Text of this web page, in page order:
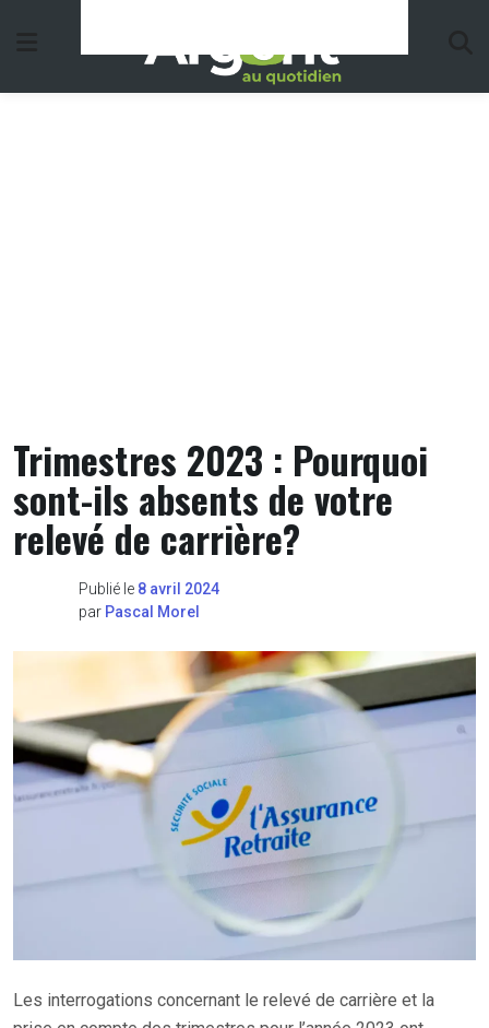
Trimestres 2023 : Pourquoi
sont-ils absents de votre
relevé de carrière?
Publié le 8 avril 2024
par Pascal Morel
Les interrogations concernant le relevé de carrière et la